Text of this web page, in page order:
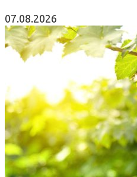
07.08.2026